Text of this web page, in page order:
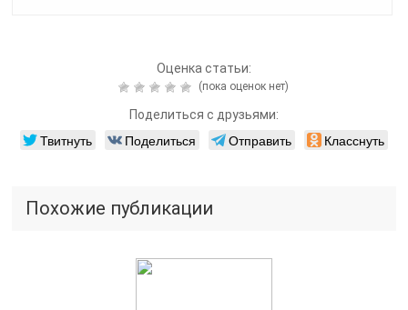
Оценка статьи:
(пока оценок нет)
Поделиться с друзьями:
Твитнуть Поделиться Отправить Класснуть
Похожие публикации